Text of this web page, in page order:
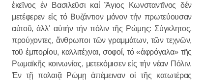
ἐκεῖνος ἐν Βασιλεῦσι καί Ἅγιος Κωνσταντῖνος δέν
μετέφερεν εἰς τό Βυζάντιον μόνον τήν πρωτεύουσαν
αὐτοῦ, ἀλλ᾿ αὐτήν τήν πόλιν τῆς Ρώμης: Σύγκλητος,
προύχοντες, ἄνθρωποι τῶν γραμμάτων, τῶν τεχνῶν,
τοῦ ἐμπορίου, καλλιτέχναι, σοφοί, τό «ἀφρόγαλα» τῆς
Ρωμαϊκῆς κοινωνίας, μετεκόμισεν εἰς τήν νέαν Πόλιν.
Ἐν τῇ παλαιᾷ Ρώμῃ ἀπέμειναν οἱ τῆς κατωτέρας